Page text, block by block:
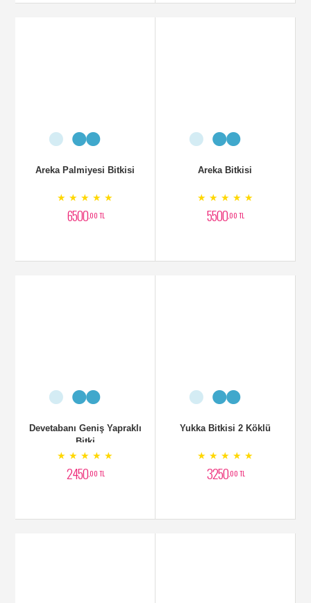
Areka Palmiyesi Bitkisi
★ ★ ★ ★ ★
6500,00 TL
Areka Bitkisi
★ ★ ★ ★ ★
5500,00 TL
Devetabanı Geniş Yapraklı
Bitki
★ ★ ★ ★ ★
2450,00 TL
Yukka Bitkisi 2 Köklü
★ ★ ★ ★ ★
3250,00 TL